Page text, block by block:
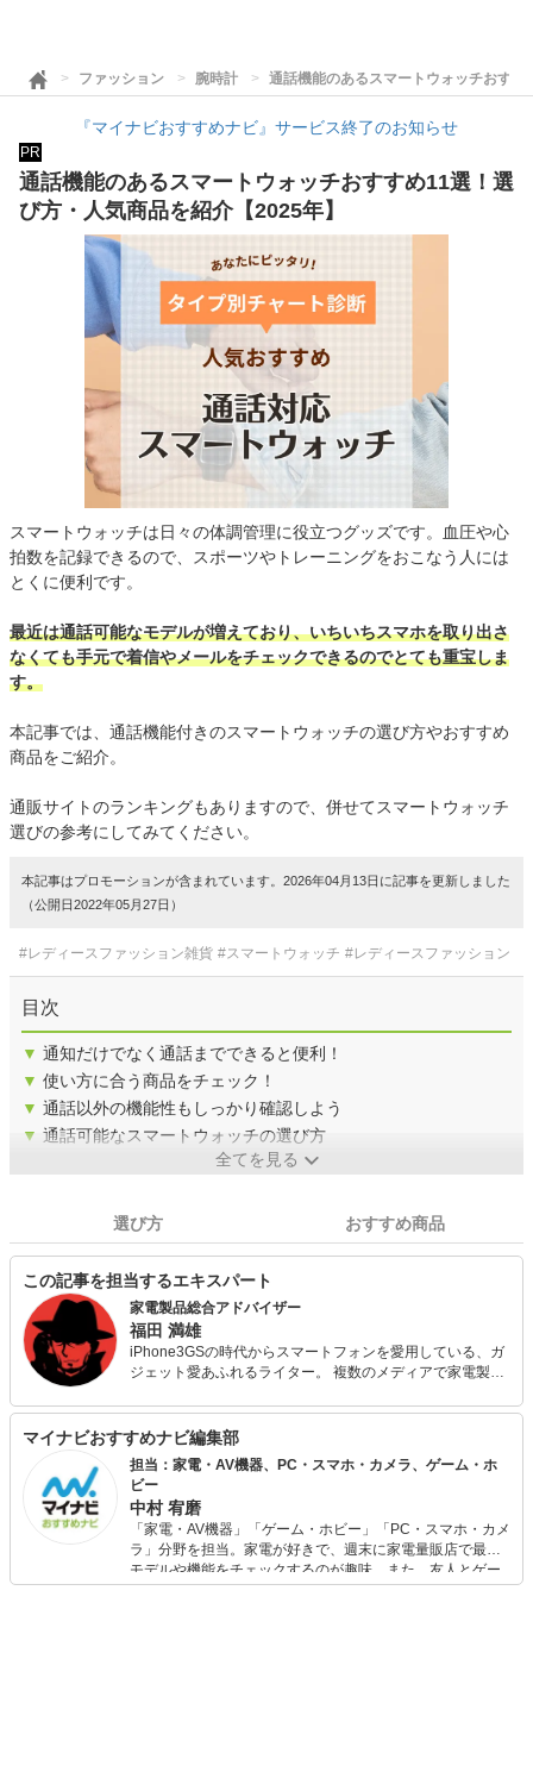
ファッション 腕時計 通話機能のあるスマートウォッチおす
『マイナビおすすめナビ』サービス終了のお知らせ
PR
通話機能のあるスマートウォッチおすすめ11選！選
び方・人気商品を紹介【2025年】
スマートウォッチは日々の体調管理に役立つグッズです。血圧や心
拍数を記録できるので、スポーツやトレーニングをおこなう人には
とくに便利です。
最近は通話可能なモデルが増えており、いちいちスマホを取り出さ
なくても手元で着信やメールをチェックできるのでとても重宝しま
す。
本記事では、通話機能付きのスマートウォッチの選び方やおすすめ
商品をご紹介。
通販サイトのランキングもありますので、併せてスマートウォッチ
選びの参考にしてみてください。
本記事はプロモーションが含まれています。2026年04月13日に記事を更新しました
（公開日2022年05月27日）
#レディースファッション雑貨 #スマートウォッチ #レディースファッション
目次
▼ 通知だけでなく通話までできると便利！
▼ 使い方に合う商品をチェック！
▼ 通話以外の機能性もしっかり確認しよう
▼ 通話可能なスマートウォッチの選び方
全てを見る
選び方 おすすめ商品
この記事を担当するエキスパート
家電製品総合アドバイザー
福田 満雄
iPhone3GSの時代からスマートフォンを愛用している、ガ
ジェット愛あふれるライター。 複数のメディアで家電製品
冷蔵庫からオーディオ、パソコンまで、幅広く知識を問わ
れる家電製品総合アドバイザー試験に一発合格。 最新機種
が好きなのはもちろん、過去の名機を安価に楽しむのも好
き。
マイナビおすすめナビ編集部
担当：家電・AV機器、PC・スマホ・カメラ、ゲーム・ホ
ビー
中村 宥磨
「家電・AV機器」「ゲーム・ホビー」「PC・スマホ・カメ
ラ」分野を担当。家電が好きで、週末に家電量販店で最新
モデルや機能をチェックするのが趣味。また、友人とゲー
ムを楽しみながら、新作タイトルやイベント情報もいち早